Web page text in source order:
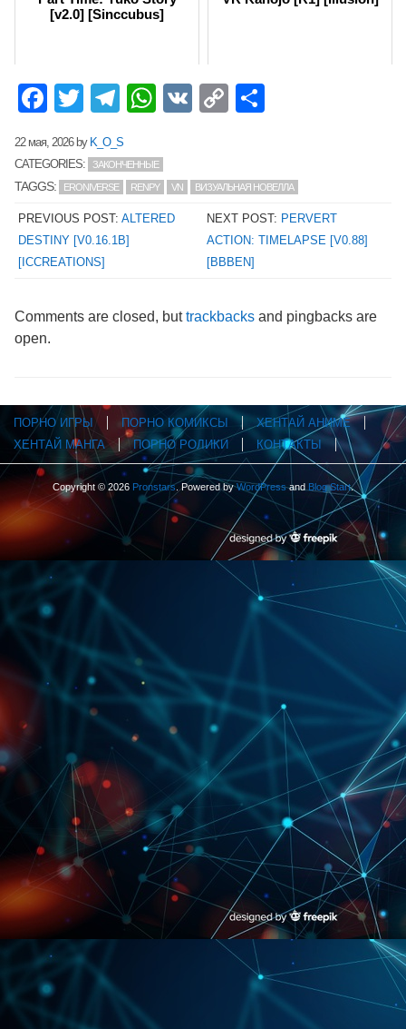
[v2.0] [Sinccubus]
Facebook
TwitterTelegram
WhatsApp
VK Copy
22 мая, 2026by K_O_S
CATEGORIES:
ЗАКОНЧЕННЫЕ
TAGGS: ERONIVERSE RENPY VN ВИЗУАЛЬНАЯ НОВЕЛЛА
PREVIOUS POST:ALTERED
DESTINY [V0.16.1B]
[ICCREATIONS]
NEXT POST: PERVERT
ACTION: TIMELAPSE [V0.88]
[BBBEN]
Comments are closed, buttrackbacks and pingbacks are
open.
ПОРНО ИГРЫ ПОРНО КОМИКСЫ
ХЕНТАЙ АНИМЕ
ХЕНТАЙ МАНГА
ПОРНО РОЛИКИ КОНТАКТЫ
Copyright © 2026 Pronstars. Powered byWordPressand Blog Start.